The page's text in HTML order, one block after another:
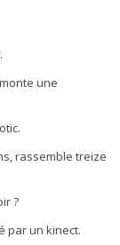
.
une
rassemble treize
?
par un kinect.